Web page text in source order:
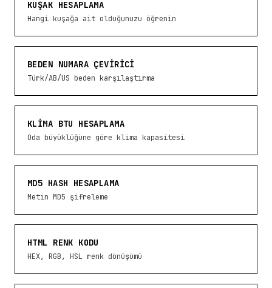
KUŞAK HESAPLAMA
Hangi kuşağa ait olduğunuzu öğrenin
BEDEN NUMARA ÇEVIRICI
Türk/AB/US beden karşılaştırma
KLIMA BTU HESAPLAMA
Oda büyüklüğüne göre klima kapasitesi
MD5 HASH HESAPLAMA
Metin MD5 şifreleme
HTML RENK KODU
HEX, RGB, HSL renk dönüşümü